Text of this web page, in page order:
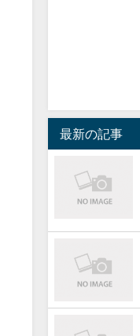
最新の記事